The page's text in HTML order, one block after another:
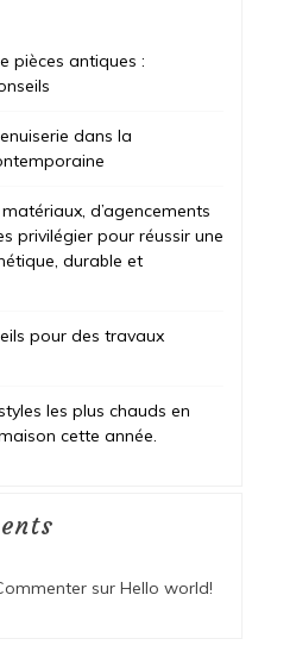
pièces antiques :
dans la
d’agencements
privilégier pour réussir une
durable et
pour des travaux
les plus chauds en
cette année.
sur Hello world!